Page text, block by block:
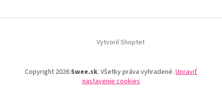
Vytvoril Shoptet
Copyright 2026Swee.sk. Všetky práva vyhradené. Upraviť
nastavenie cookies